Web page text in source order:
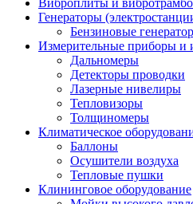
Генераторы
Бензиновые
Измерительные приборы и
Дальномеры
Детекторы проводки
Лазерные нивелиры
Тепловизоры
Толщиномеры
Климатическое
Баллоны
Осушители воздуха
Тепловые пушки
Клининговое оборудование